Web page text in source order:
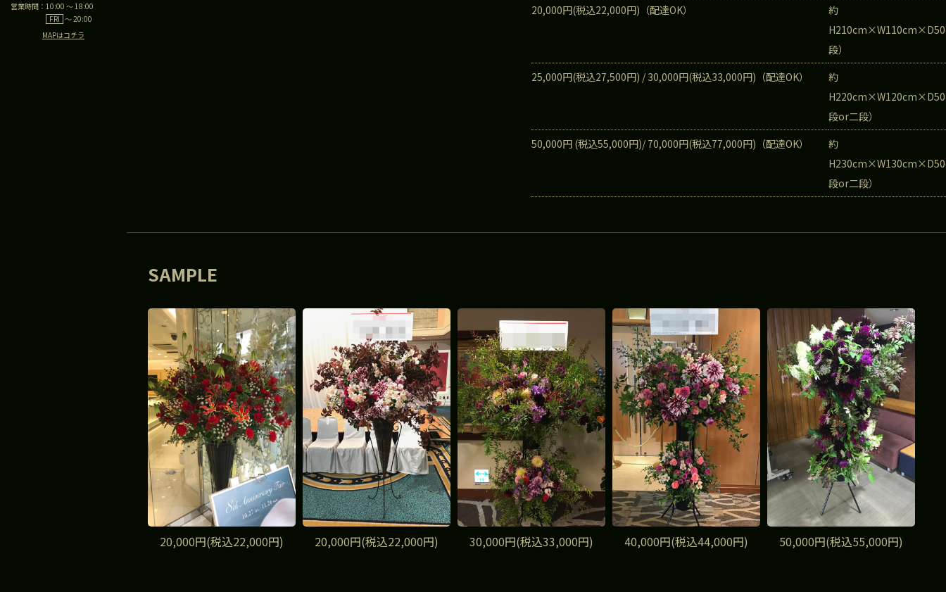
営業時間： 10:00 ～ 18:00
FRI ～ 20:00
MAPはコチラ
20,000円(税込22,000円)（配達OK）
約
段）
25,000円(税込27,500円) / 30,000円(税込33,000円)（配達OK）
約
段or二段）
50,000円 (税込55,000円)/ 70,000円(税込77,000円)（配達OK）
約
段or二段）
SAMPLE
20,000円(税込22,000円) 20,000円(税込22,000円) 30,000円(税込33,000円) 40,000円(税込44,000円) 50,000円(税込55,000円)